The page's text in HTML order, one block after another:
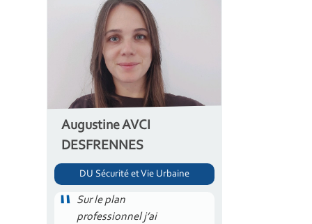
Augustine AVCI
DESFRENNES
DU Sécurité et Vie Urbaine
Sur le plan
professionnel j’ai